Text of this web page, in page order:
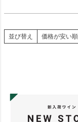
並び替え 価格が安い順